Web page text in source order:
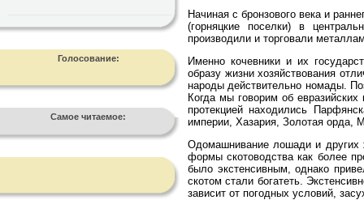
Голосование:
Самое читаемое:
Начиная с бронзового века и
(горняцкие поселки) в
производили и торговали
Именно кочевники и их
образу жизни хозяйствования
народы действительно номады.
Когда мы говорим об
протекцией находились
империи, Хазария, Золотая орда,
Одомашнивание лошади и других
формы скотоводства как более
было экстенсивным, однако
скотом стали богатеть.
зависит от погодных условий,